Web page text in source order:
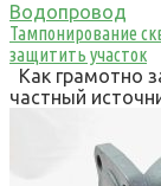
Водопровод
Тампонирование
защитить участок
Как грамотно
частный